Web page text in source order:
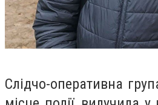
Слідчо-оперативна